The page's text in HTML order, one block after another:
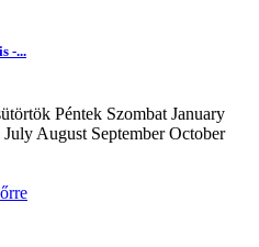
-...
Péntek Szombat January
August September October